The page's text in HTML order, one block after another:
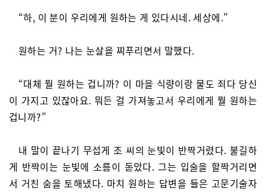
“하, 이 분이 우리에게 원하는 게 있다시네. 세상에.”
원하는 거? 나는 눈살을 찌푸리면서 말했다.
“대체 뭘 원하는 겁니까? 이 마을 식량이랑 물도 죄다 당신
이 가지고 있잖아요. 뭐든 걸 가져놓고서 우리에게 뭘 원하는
겁니까?”
내 말이 끝나기 무섭게 조 씨의 눈빛이 반짝거렸다. 불길하
게 반짝이는 눈빛에 소름이 돋았다. 그는 입술을 할짝거리면
서 거친 숨을 토해냈다. 마치 원하는 답변을 들은 고문기술자